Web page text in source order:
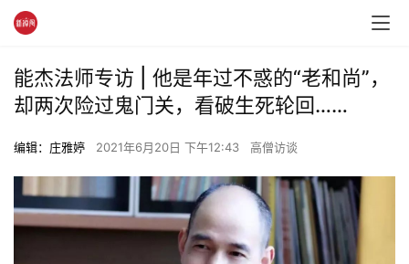
能杰法师专访 | 他是年过不惑的“老和尚”，
却两次险过鬼门关，看破生死轮回……
编辑：庄雅婷 2021年6月20日 下午12:43 高僧访谈